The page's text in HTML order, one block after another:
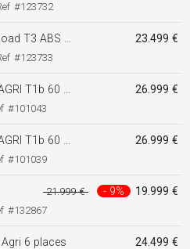
#123732
23.499 €
km/h autonomie + 100 Km
#123733
26.999 €
T1b 60 km/h
#101043
26.999 €
T1b 60 km/h
#101039
21.999 € - 9% 19.999 €
#132867
24.499 €
6 places